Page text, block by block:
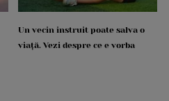
Un vecin instruit poate salva o
viață. Vezi despre ce e vorba